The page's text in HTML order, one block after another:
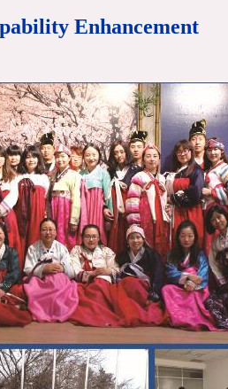
Enhancement